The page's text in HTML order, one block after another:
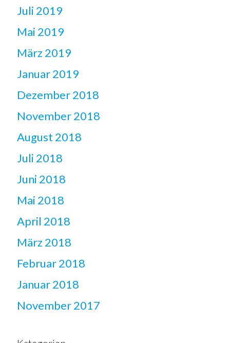
Juli 2019
Mai 2019
März 2019
Januar 2019
Dezember 2018
November 2018
August 2018
Juli 2018
Juni 2018
Mai 2018
April 2018
März 2018
Februar 2018
Januar 2018
November 2017